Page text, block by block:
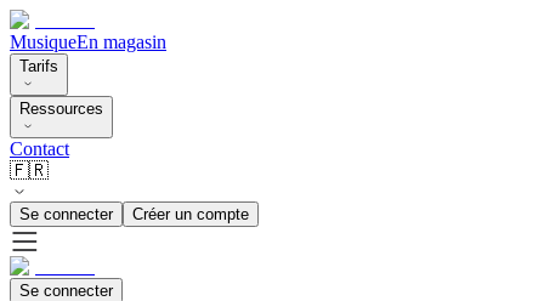
MusiqueEn magasin
Tarifs
Ressources
Contact
🇫🇷
Se connecter Créer un compte
Se connecter